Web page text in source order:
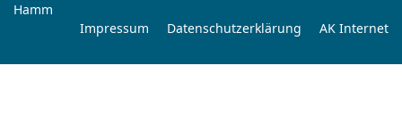
Hamm
Impressum
Datenschutzerklärung AK Internet